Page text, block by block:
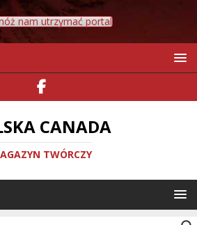
nam utrzymać portal
CANADA
TWÓRCZY